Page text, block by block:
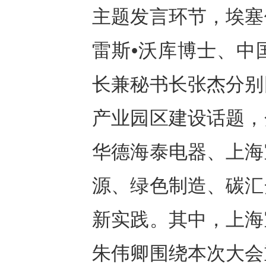
主题发言环节，埃
雷斯•沃库博士、
长兼秘书长张杰分
产业园区建设话题
华德海泰电器、上
源、绿色制造、碳
新实践。其中，上
朱伟卿围绕本次大